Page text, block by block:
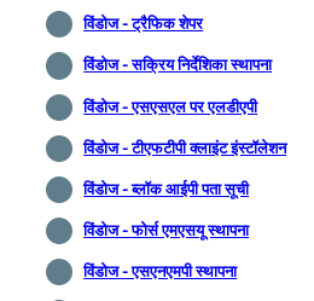
विंडोज - ट्रैफिक शेपर
विंडोज - सक्रिय निर्देशिका स्थापना
विंडोज - एसएसएल पर एलडीएपी
विंडोज - टीएफटीपी क्लाइंट इंस्टॉलेशन
विंडोज - ब्लॉक आईपी पता सूची
विंडोज - फोर्स एमएसयू स्थापना
विंडोज - एसएनएमपी स्थापना